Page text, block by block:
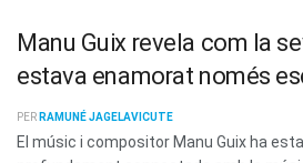
Manu Guix revela com la
estava enamorat només
PER RAMUNÉ JAGELAVICUTE
El músic i compositor Manu Guix ha